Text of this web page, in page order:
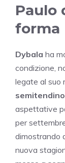
Paulo
forma
Dybala ha
condizione,
legate al suo
aspettative
per
dimostrando
nuova